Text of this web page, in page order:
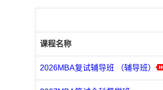
课程名称
2026MBA复试辅导班 （辅导班）